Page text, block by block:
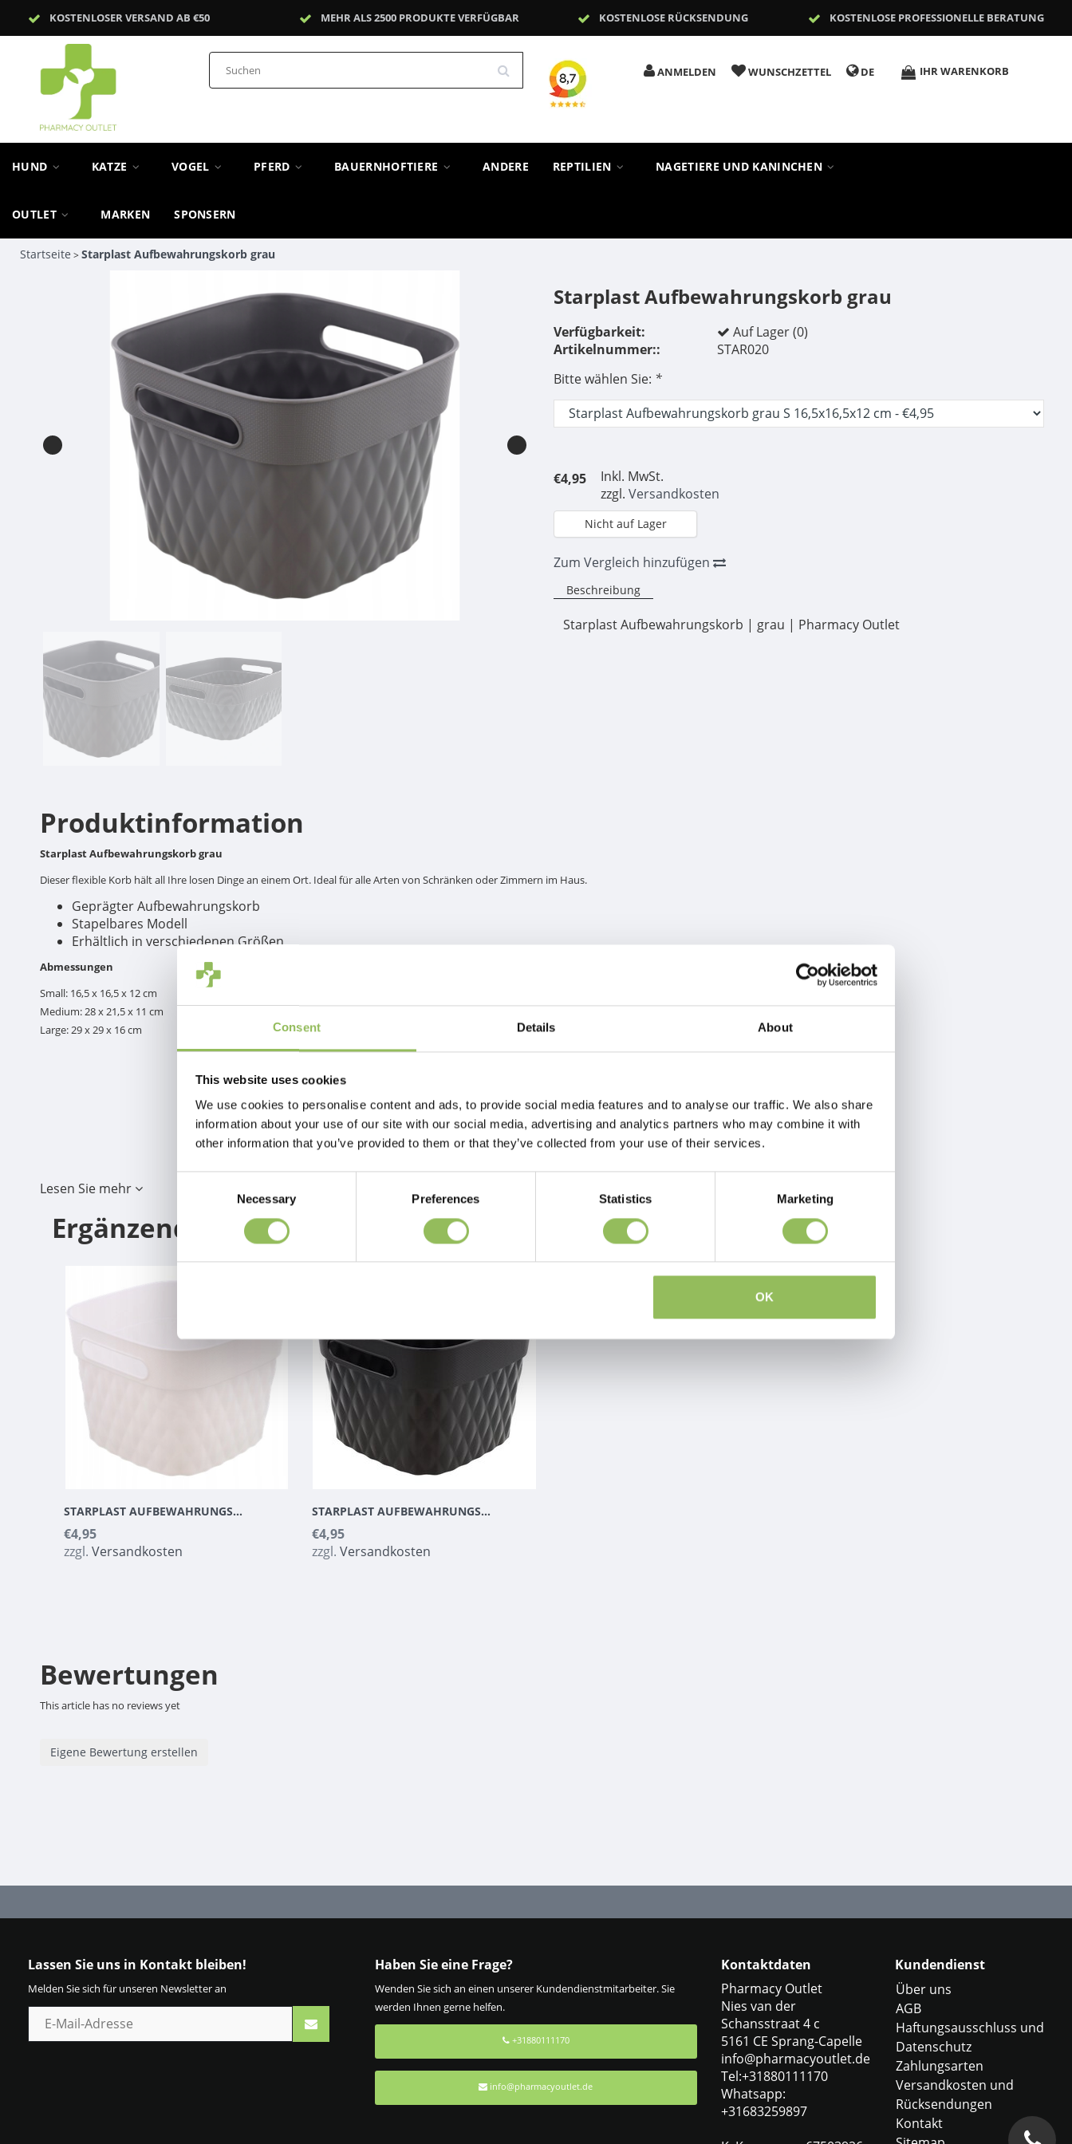
Consent Details About
This website uses cookies
We use cookies to personalise content and ads, to provide social media features and to analyse our traffic. We also share
information about your use of our site with our social media, advertising and analytics partners who may combine it with
other information that you’ve provided to them or that they’ve collected from your use of their services.
Necessary Preferences Statistics Marketing
OK
KOSTENLOSER VERSAND AB €50 MEHR ALS 2500 PRODUKTE VERFÜGBAR KOSTENLOSE RÜCKSENDUNG KOSTENLOSE PROFESSIONELLE BERATUNG
ANMELDEN WUNSCHZETTEL DE IHR WARENKORB
HUND KATZE VOGEL PFERD BAUERNHOFTIERE ANDERE REPTILIEN NAGETIERE UND KANINCHEN
OUTLET MARKEN SPONSERN
Startseite >Starplast Aufbewahrungskorb grau
Starplast Aufbewahrungskorb grau
Verfügbarkeit:
Auf Lager (0)
Artikelnummer::
STAR020
Bitte wählen Sie: *
€4,95
Inkl. MwSt.
zzgl.Versandkosten
Nicht auf Lager
Zum Vergleich hinzufügen
Beschreibung
Starplast Aufbewahrungskorb | grau | Pharmacy Outlet
Produktinformation
Starplast Aufbewahrungskorb grau
Dieser flexible Korb hält all Ihre losen Dinge an einem Ort. Ideal für alle Arten von Schränken oder Zimmern im Haus.
Geprägter Aufbewahrungskorb
Stapelbares Modell
Erhältlich in verschiedenen Größen
Abmessungen
Small: 16,5 x 16,5 x 12 cm
Medium: 28 x 21,5 x 11 cm
Large: 29 x 29 x 16 cm
Lesen Sie mehr
Ergänzende Produkte
STARPLAST AUFBEWAHRUNGSKORB WEISS
€4,95
zzgl.Versandkosten
STARPLAST AUFBEWAHRUNGSKORB SCHWARZ
€4,95
zzgl.Versandkosten
Bewertungen
This article has no reviews yet
Eigene Bewertung erstellen
Lassen Sie uns in Kontakt bleiben!
Melden Sie sich für unseren Newsletter an
Haben Sie eine Frage?
Wenden Sie sich an einen unserer Kundendienstmitarbeiter. Sie
werden Ihnen gerne helfen.
+31880111170
info@pharmacyoutlet.de
Kontaktdaten
Pharmacy Outlet
Nies van der
Schansstraat 4 c
5161 CE Sprang-Capelle
info@pharmacyoutlet.de
Tel:+31880111170
Whatsapp:
+31683259897
Kundendienst
Über uns
AGB
Haftungsausschluss und
Datenschutz
Zahlungsarten
Versandkosten und
Rücksendungen
Kontakt